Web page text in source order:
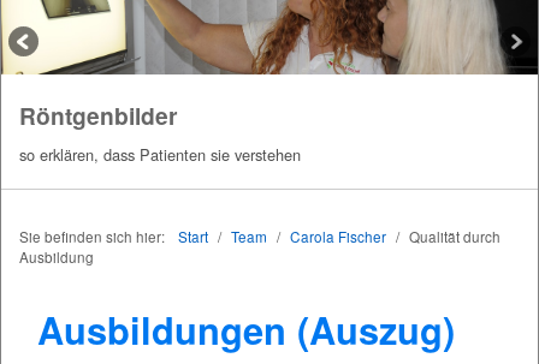
Röntgenbilder
so erklären, dass Patienten sie verstehen
Sie befinden sich hier: Start / Team / Carola Fischer / Qualität durch
Ausbildung
Ausbildungen (Auszug)